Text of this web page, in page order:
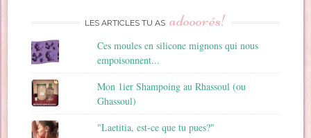
LES ARTICLES TU AS adooorés!
Ces moules en silicone mignons qui nous
empoisonnent...
Mon 1ier Shampoing au Rhassoul (ou
Ghassoul)
"Laetitia, est-ce que tu pues?"